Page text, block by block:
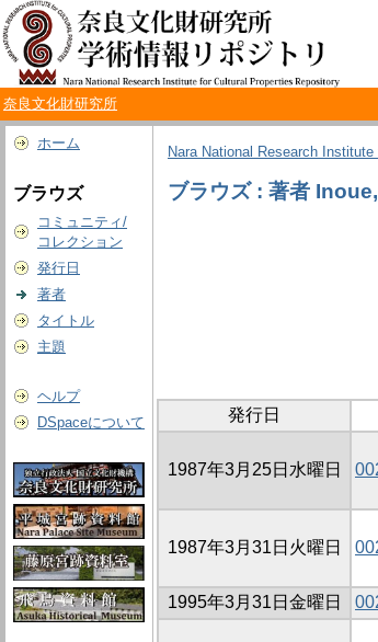
奈良文化財研究所
ホーム
ブラウズ
コミュニティ/
コレクション
発行日
著者
タイトル
主題
ヘルプ
DSpaceについて
Nara National Research
ブラウズ : 著者
発行日
1987年3月25日水曜日
1987年3月31日火曜日
1995年3月31日金曜日